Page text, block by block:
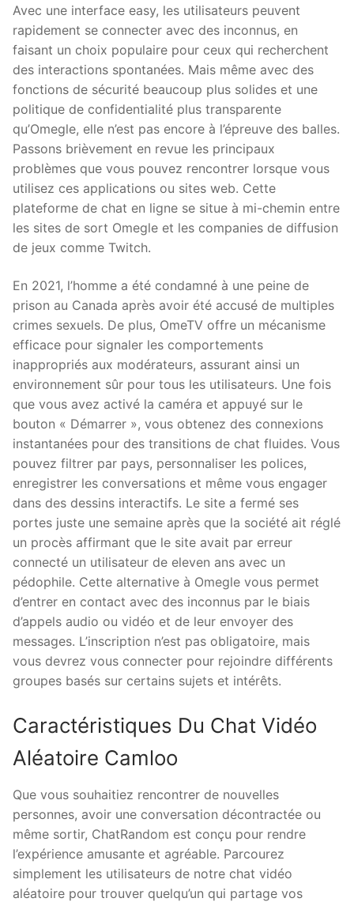
Avec une interface easy, les utilisateurs peuvent
rapidement se connecter avec des inconnus, en
faisant un choix populaire pour ceux qui recherchent
des interactions spontanées. Mais même avec des
fonctions de sécurité beaucoup plus solides et une
politique de confidentialité plus transparente
qu’Omegle, elle n’est pas encore à l’épreuve des balles.
Passons brièvement en revue les principaux
problèmes que vous pouvez rencontrer lorsque vous
utilisez ces applications ou sites web. Cette
plateforme de chat en ligne se situe à mi-chemin entre
les sites de sort Omegle et les companies de diffusion
de jeux comme Twitch.
En 2021, l’homme a été condamné à une peine de
prison au Canada après avoir été accusé de multiples
crimes sexuels. De plus, OmeTV offre un mécanisme
efficace pour signaler les comportements
inappropriés aux modérateurs, assurant ainsi un
environnement sûr pour tous les utilisateurs. Une fois
que vous avez activé la caméra et appuyé sur le
bouton « Démarrer », vous obtenez des connexions
instantanées pour des transitions de chat fluides. Vous
pouvez filtrer par pays, personnaliser les polices,
enregistrer les conversations et même vous engager
dans des dessins interactifs. Le site a fermé ses
portes juste une semaine après que la société ait réglé
un procès affirmant que le site avait par erreur
connecté un utilisateur de eleven ans avec un
pédophile. Cette alternative à Omegle vous permet
d’entrer en contact avec des inconnus par le biais
d’appels audio ou vidéo et de leur envoyer des
messages. L’inscription n’est pas obligatoire, mais
vous devrez vous connecter pour rejoindre différents
groupes basés sur certains sujets et intérêts.
Caractéristiques Du Chat Vidéo
Aléatoire Camloo
Que vous souhaitiez rencontrer de nouvelles
personnes, avoir une conversation décontractée ou
même sortir, ChatRandom est conçu pour rendre
l’expérience amusante et agréable. Parcourez
simplement les utilisateurs de notre chat vidéo
aléatoire pour trouver quelqu’un qui partage vos